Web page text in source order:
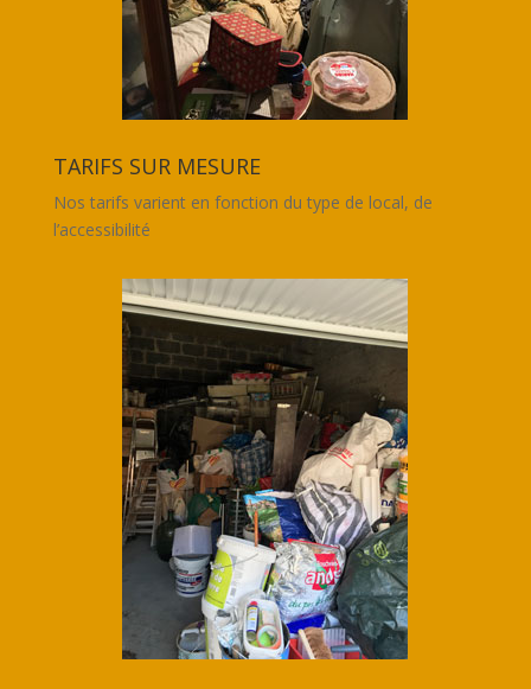
TARIFS SUR MESURE
Nos tarifs varient en fonction du type de local, de
l’accessibilité